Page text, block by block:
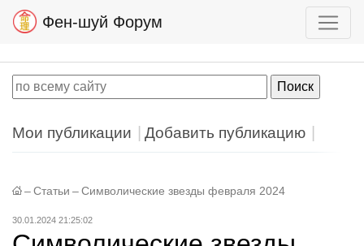
Фен-шуй Форум
Мои публикации Добавить публикацию
– Статьи – Символические звезды февраля 2024
30.01.2024 21:25:02